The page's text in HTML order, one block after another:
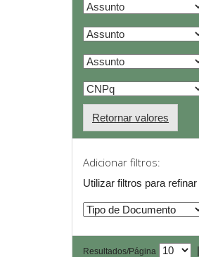
Retornar valores
Adicionar filtros:
Utilizar filtros para
Resultados/Página |